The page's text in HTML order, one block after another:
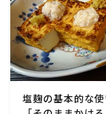
塩麹の基本的な使